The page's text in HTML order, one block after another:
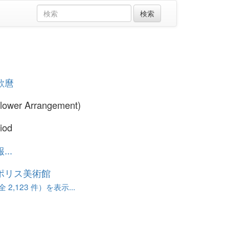
麿
Arrangement)
...
リス美術館
2,123 件）を表示...